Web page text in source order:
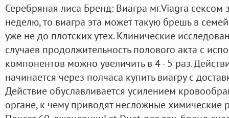
Серебряная лиса Бренд: Виагра мг.Viagra сексом
неделю, то виагра эта может такую брешь в
уже не до плотских утех. Клинические
случаев продолжительность полового акта с
компонентов можно увеличить в 4 - 5 раз.
начинается через полчаса купить виагру с
Действие обуславливается усилением
органе, к чему приводят несложные химические